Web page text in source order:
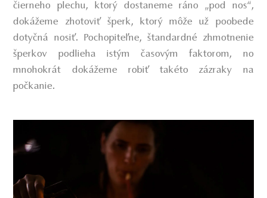
čierneho plechu, ktorý dostaneme ráno „pod nos“,
dokážeme zhotoviť šperk, ktorý môže už poobede
dotyčná nosiť. Pochopiteľne, štandardné zhmotnenie
šperkov podlieha istým časovým faktorom, no
mnohokrát dokážeme robiť takéto zázraky na
počkanie.